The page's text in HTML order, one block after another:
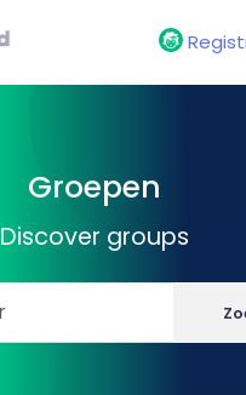
Groepen
Discover groups